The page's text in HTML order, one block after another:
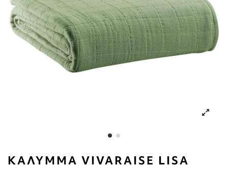
ΚΑΛΥΜΜΑ VIVARAISE LISA